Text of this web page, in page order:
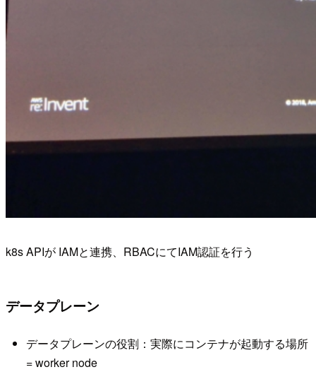
k8s APIが IAMと連携、RBACにてIAM認証を行う
データプレーン
データプレーンの役割：実際にコンテナが起動する場所
= worker node